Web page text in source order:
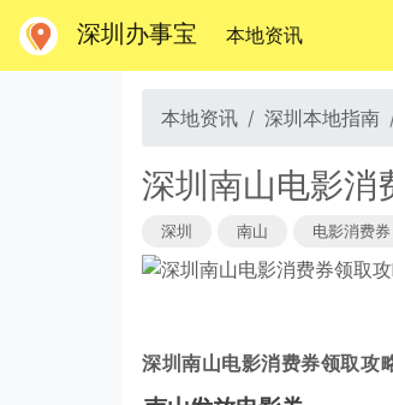
深圳办事宝 本地资讯(当前)
本地资讯 深圳本地指南
深圳南山电影消
深圳 南山 电影消费券
深圳南山电影消费券领取攻